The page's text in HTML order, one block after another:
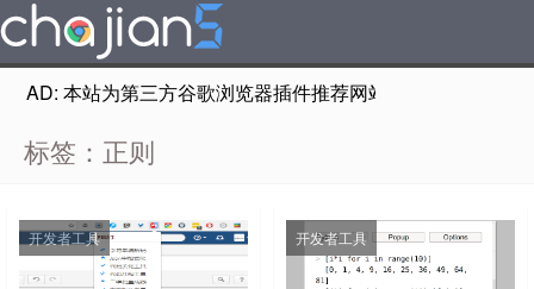
AD: 本站为第三方谷歌浏览器插件推荐网站，非Google
标签：正则
开发者工具 开发者工具